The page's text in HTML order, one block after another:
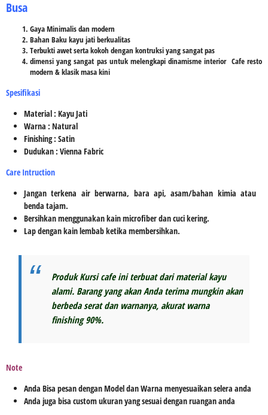
Busa
Gaya Minimalis dan modern
Bahan Baku kayu jati berkualitas
Terbukti awet serta kokoh dengan kontruksi yang sangat pas
dimensi yang sangat pas untuk melengkapi dinamisme interior Cafe resto
modern & klasik masa kini
Spesifikasi
Material : Kayu Jati
Warna : Natural
Finishing : Satin
Dudukan : Vienna Fabric
Care Intruction
Jangan terkena air berwarna, bara api, asam/bahan kimia atau
benda tajam.
Bersihkan menggunakan kain microfiber dan cuci kering.
Lap dengan kain lembab ketika membersihkan.
Produk Kursicafe initerbuat dari material kayu
alami. Barang yang akan Anda terima mungkin akan
berbeda serat dan warnanya, akurat warna
finishing 90%.
Note
Anda Bisa pesan dengan Model dan Warna menyesuaikan selera anda
Anda juga bisa custom ukuran yang sesuai dengan ruangan anda